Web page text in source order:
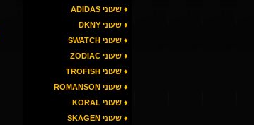
♦ שעוני ADIDAS
♦ שעוני DKNY
♦ שעוני SWATCH
♦ שעוני ZODIAC
♦ שעוני TROFISH
♦ שעוני ROMANSON
♦ שעוני KORAL
♦ שעוני SKAGEN